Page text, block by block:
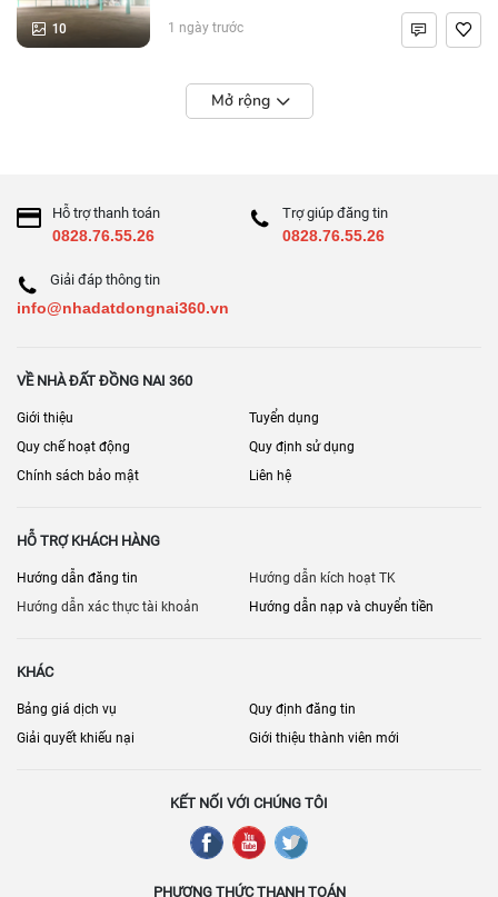
10 1 ngày trước
Mở rộng
Hỗ trợ thanh toán
0828.76.55.26
Trợ giúp đăng tin
0828.76.55.26
Giải đáp thông tin
info@nhadatdongnai360.vn
VỀ NHÀ ĐẤT ĐỒNG NAI 360
Giới thiệu
Tuyển dụng
Quy chế hoạt động
Quy định sử dụng
Chính sách bảo mật
Liên hệ
HỖ TRỢ KHÁCH HÀNG
Hướng dẫn đăng tin
Hướng dẫn kích hoạt TK
Hướng dẫn xác thực tài khoản
Hướng dẫn nạp và chuyển tiền
KHÁC
Bảng giá dịch vụ
Quy định đăng tin
Giải quyết khiếu nại
Giới thiệu thành viên mới
KẾT NỐI VỚI CHÚNG TÔI
PHƯƠNG THỨC THANH TOÁN